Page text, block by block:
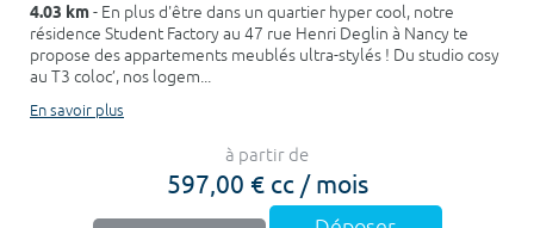
4.03 km- En plus d'être dans un quartier hyper cool, notre
résidence Student Factory au 47 rue Henri Deglin à Nancy te
propose des appartements meublés ultra-stylés ! Du studio cosy
au T3 coloc’, nos logem...
En savoir plus
à partir de
597,00 € cc / mois